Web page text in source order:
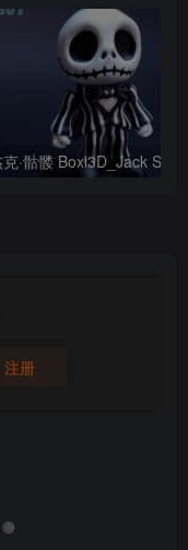
注册